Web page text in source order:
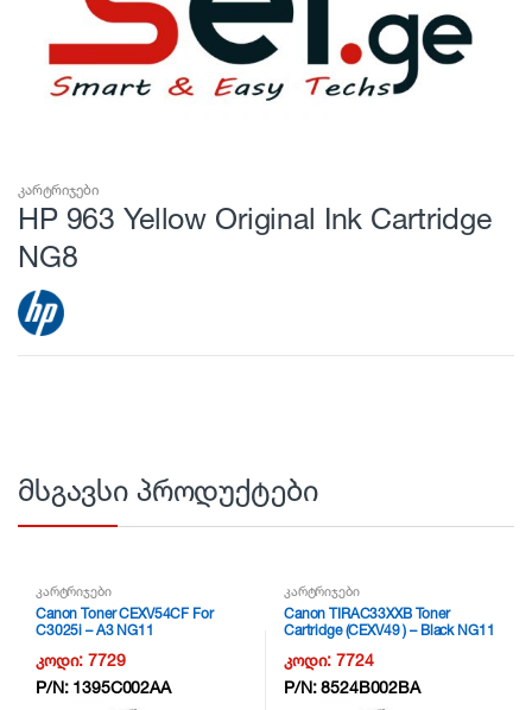
კარტრიჯები
HP 963 Yellow Original Ink Cartridge
NG8
მსგავსი პროდუქტები
კარტრიჯები
Canon Toner CEXV54CF For
C3025i – A3 NG11
კოდი:7729
P/N: 1395C002AA
კარტრიჯები
Canon TIRAC33XXB Toner
Cartridge (CEXV49 ) – Black NG11
კოდი:7724
P/N:8524B002BA